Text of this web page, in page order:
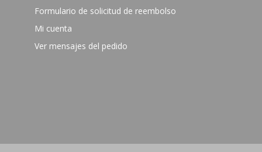
Formulario de solicitud de reembolso
Mi cuenta
Ver mensajes del pedido